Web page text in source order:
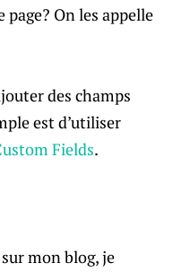
On les appelle
des champs
est d’utiliser
Fields.
mon blog, je